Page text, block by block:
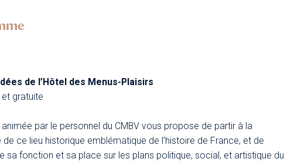
de l’Hôtel des Menus-Plaisirs
et gratuite
par le personnel du CMBV vous propose de partir à la
ce lieu historique emblématique de l'histoire de France, et de
sa fonction et sa place sur les plans politique, social, et artistique du